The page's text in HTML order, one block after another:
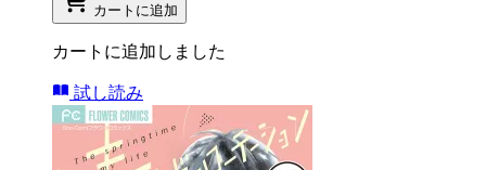
カートに追加
カートに追加しました
試し読み